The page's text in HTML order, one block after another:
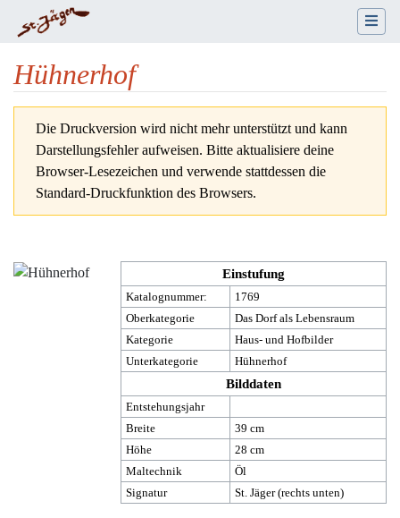
Hühnerhof
Die Druckversion wird nicht mehr unterstützt und kann
Darstellungsfehler aufweisen. Bitte aktualisiere deine
Browser-Lesezeichen und verwende stattdessen die
Standard-Druckfunktion des Browsers.
Einstufung
Katalognummer:
1769
Oberkategorie
Das Dorf als Lebensraum
Kategorie
Haus- und Hofbilder
Unterkategorie
Hühnerhof
Bilddaten
Entstehungsjahr
Breite
39 cm
Höhe
28 cm
Maltechnik
Öl
Signatur
St. Jäger (rechts unten)